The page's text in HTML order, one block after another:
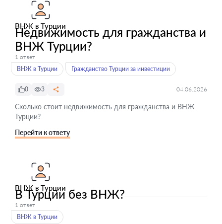
ВНЖ в Турции
Недвижимость для гражданства и
ВНЖ Турции?
1 ответ
ВНЖ в Турции
Гражданство Турции за инвестиции
0 3 04.06.2026
Сколько стоит недвижимость для гражданства и ВНЖ
Турции?
Перейти к ответу
ВНЖ в Турции
В Турции без ВНЖ?
1 ответ
ВНЖ в Турции